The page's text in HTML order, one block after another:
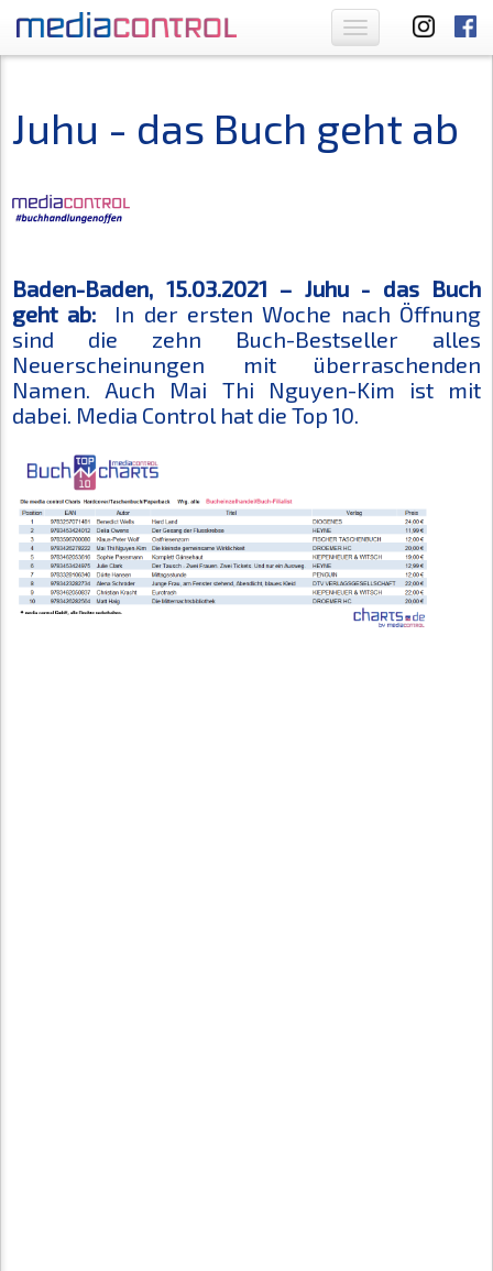
Toggle
navigation
Juhu - das Buch geht ab
Baden-Baden, 15.03.2021 – Juhu - das Buch
geht ab:
In der ersten Woche nach Öffnung
sind die zehn Buch-Bestseller alles
Neuerscheinungen mit überraschenden
Namen. Auch Mai Thi Nguyen-Kim ist mit
dabei. Media Control hat die Top 10.